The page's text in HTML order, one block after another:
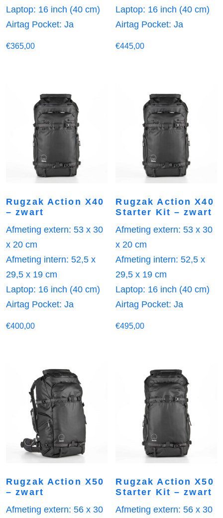
Laptop: 16 inch (40 cm)
Airtag Pocket: Ja
€365,00
Laptop: 16 inch (40 cm)
Airtag Pocket: Ja
€445,00
Rugzak Action X40
– zwart
Afmeting extern: 53 x 30
x 20 cm
Afmeting intern: 52,5 x
29,5 x 19 cm
Laptop: 16 inch (40 cm)
Airtag Pocket: Ja
€400,00
Rugzak Action X40
Starter Kit – zwart
Afmeting extern: 53 x 30
x 20 cm
Afmeting intern: 52,5 x
29,5 x 19 cm
Laptop: 16 inch (40 cm)
Airtag Pocket: Ja
€495,00
Rugzak Action X50
– zwart
Afmeting extern: 56 x 30
Rugzak Action X50
Starter Kit – zwart
Afmeting extern: 56 x 30